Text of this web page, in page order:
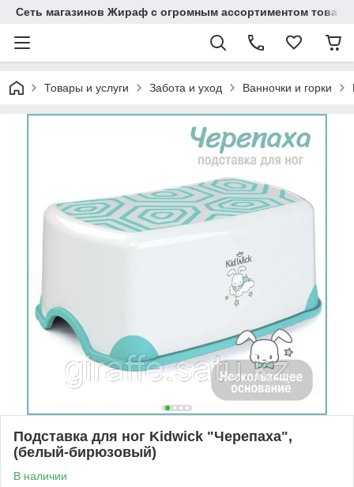
Сеть магазинов Жираф с огромным ассортиментом
Товары и услуги Забота и уход Ванночки и горки
Подставка для ног Kidwick "Черепаха",
(белый-бирюзовый)
В наличии